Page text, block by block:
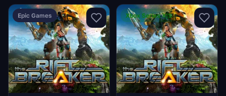
Epic Games Xbox Series X|S